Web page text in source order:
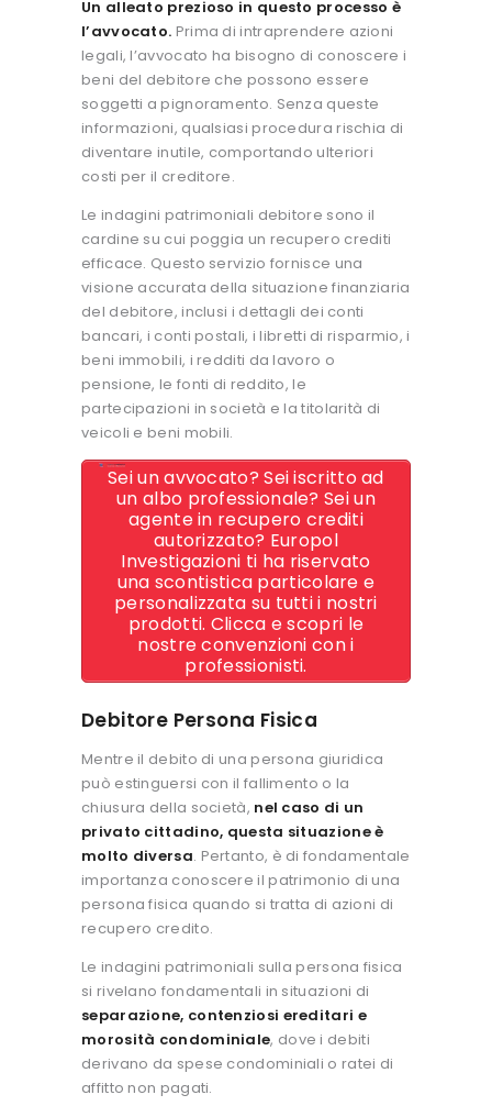
Un alleato prezioso in questo processo è
l’avvocato. Prima di intraprendere azioni
legali, l’avvocato ha bisogno di conoscere i
beni del debitore che possono essere
soggetti a pignoramento. Senza queste
informazioni, qualsiasi procedura rischia di
diventare inutile, comportando ulteriori
costi per il creditore.
Le indagini patrimoniali debitore sono il
cardine su cui poggia un recupero crediti
efficace. Questo servizio fornisce una
visione accurata della situazione finanziaria
del debitore, inclusi i dettagli dei conti
bancari, i conti postali, i libretti di risparmio, i
beni immobili, i redditi da lavoro o
pensione, le fonti di reddito, le
partecipazioni in società e la titolarità di
veicoli e beni mobili.
Sei un avvocato? Sei iscritto ad
un albo professionale? Sei un
agente in recupero crediti
autorizzato? Europol
Investigazioni ti ha riservato
una scontistica particolare e
personalizzata su tutti i nostri
prodotti. Clicca e scopri le
nostre convenzioni con i
professionisti.
Debitore Persona Fisica
Mentre il debito di una persona giuridica
può estinguersi con il fallimento o la
chiusura della società, nel caso di un
privato cittadino, questa situazione è
molto diversa. Pertanto, è di fondamentale
importanza conoscere il patrimonio di una
persona fisica quando si tratta di azioni di
recupero credito.
Le indagini patrimoniali sulla persona fisica
si rivelano fondamentali in situazioni di
separazione, contenziosi ereditari e
morosità condominiale, dove i debiti
derivano da spese condominiali o ratei di
affitto non pagati.